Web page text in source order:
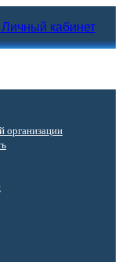
Личный кабинет
организации